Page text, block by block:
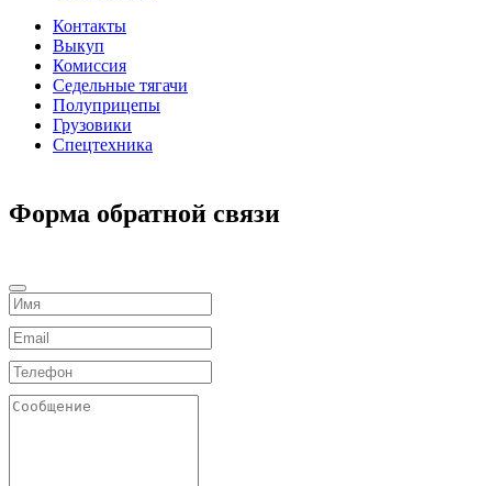
Контакты
Выкуп
Комиссия
Седельные тягачи
Полуприцепы
Грузовики
Спецтехника
Форма обратной связи